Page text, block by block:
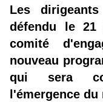
Les
défendu le 21
comité
nouveau
qui sera
l'émergence du